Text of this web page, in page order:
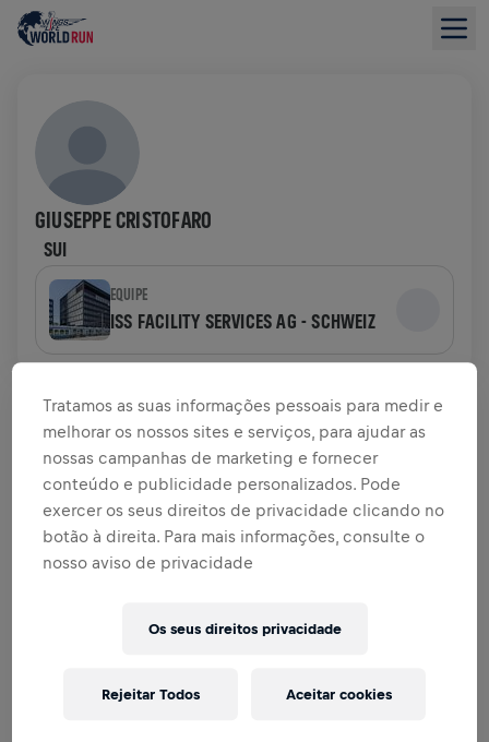
GIUSEPPE CRISTOFARO
SUI
EQUIPE
ISS FACILITY SERVICES AG - SCHWEIZ
US$ 0,00 ARRECADADOS DE US$ 0,00 OBJETIVO
DOAÇÕES DOE
Doe para fazer a diferença! 100% da sua doação vai
para a pesquisa sobre lesões na medula espinhal.
Tratamos as suas informações pessoais para medir e
melhorar os nossos sites e serviços, para ajudar as
nossas campanhas de marketing e fornecer
conteúdo e publicidade personalizados. Pode
exercer os seus direitos de privacidade clicando no
botão à direita. Para mais informações, consulte o
nosso aviso de privacidade
Os seus direitos privacidade
Rejeitar Todos Aceitar cookies